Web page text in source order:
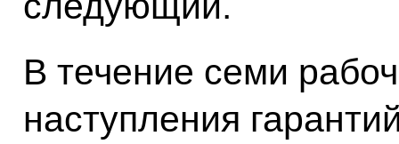
В течение семи
наступления